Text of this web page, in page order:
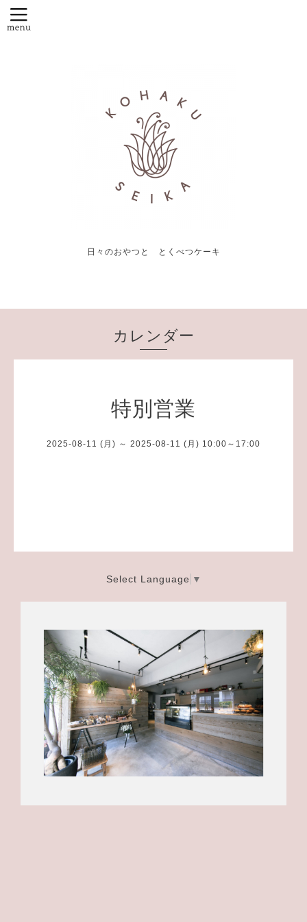
日々のおやつと とくべつケーキ
カレンダー
特別営業
2025-08-11 (月) ～ 2025-08-11 (月) 10:00～17:00
Select Language ▼